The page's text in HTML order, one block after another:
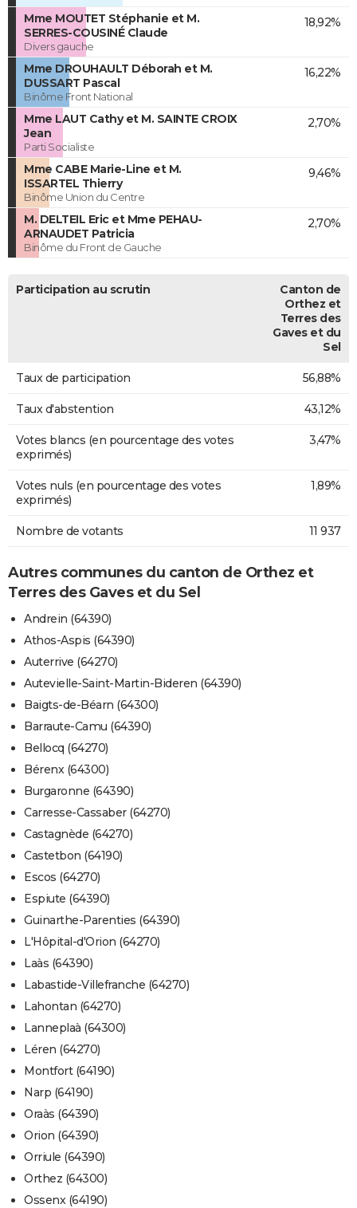
Mme MOUTET Stéphanie et M.
SERRES-COUSINÉ Claude
Divers gauche
18,92%
Mme DROUHAULT Déborah et M.
DUSSART Pascal
Binôme Front National
16,22%
Mme LAUT Cathy et M. SAINTE CROIX
Jean
Parti Socialiste
2,70%
Mme CABE Marie-Line et M.
ISSARTEL Thierry
Binôme Union du Centre
9,46%
M. DELTEIL Eric et Mme PEHAU-
ARNAUDET Patricia
Binôme du Front de Gauche
2,70%
Participation au scrutin
Canton de
Orthez et
Terres des
Gaves et du
Sel
Taux de participation 56,88%
Taux d'abstention 43,12%
Votes blancs (en pourcentage des votes
exprimés)
3,47%
Votes nuls (en pourcentage des votes
exprimés)
1,89%
Nombre de votants 11 937
Autres communes du canton de Orthez et
Terres des Gaves et du Sel
Andrein (64390)
Athos-Aspis (64390)
Auterrive (64270)
Autevielle-Saint-Martin-Bideren (64390)
Baigts-de-Béarn (64300)
Barraute-Camu (64390)
Bellocq (64270)
Bérenx (64300)
Burgaronne (64390)
Carresse-Cassaber (64270)
Castagnède (64270)
Castetbon (64190)
Escos (64270)
Espiute (64390)
Guinarthe-Parenties (64390)
L'Hôpital-d'Orion (64270)
Laàs (64390)
Labastide-Villefranche (64270)
Lahontan (64270)
Lanneplaà (64300)
Léren (64270)
Montfort (64190)
Narp (64190)
Oraàs (64390)
Orion (64390)
Orriule (64390)
Orthez (64300)
Ossenx (64190)